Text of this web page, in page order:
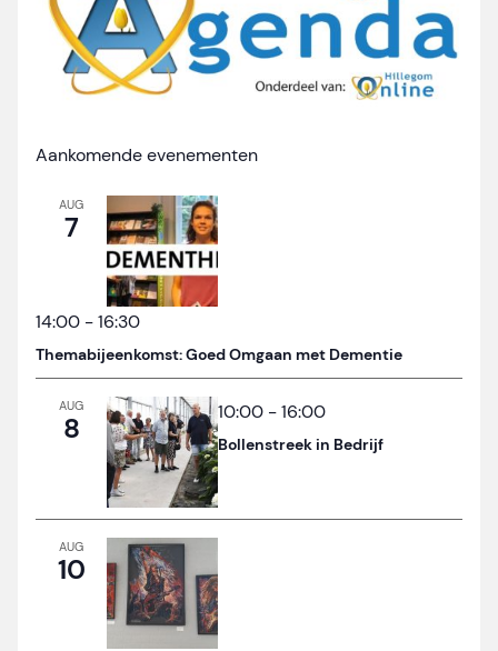
Aankomende evenementen
AUG
7
14:00 -16:30
Themabijeenkomst: Goed Omgaan met Dementie
AUG
8 10:00 -16:00
Bollenstreek in Bedrijf
AUG
10